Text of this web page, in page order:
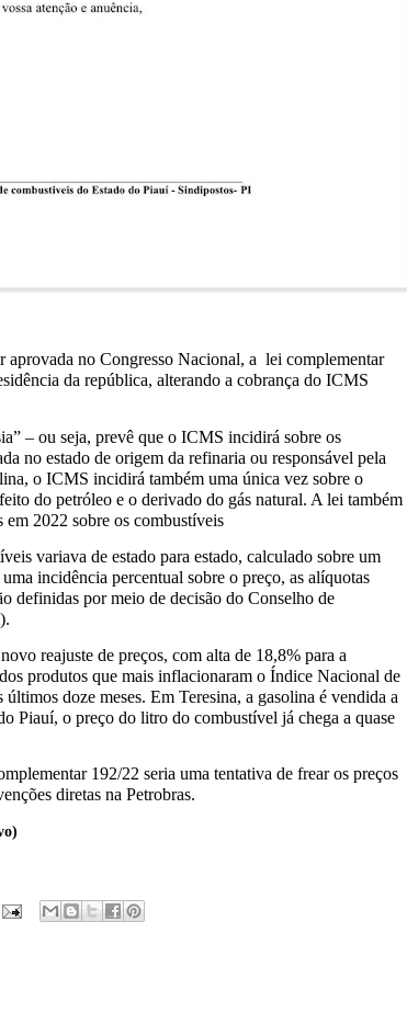
aprovada no Congresso Nacional, a lei complementar
da república, alterando a cobrança do ICMS
– ou seja, prevê que o ICMS incidirá sobre os
no estado de origem da refinaria ou responsável pela
o ICMS incidirá também uma única vez sobre o
do petróleo e o derivado do gás natural. A lei também
em 2022 sobre os combustíveis
variava de estado para estado, calculado sobre um
incidência percentual sobre o preço, as alíquotas
definidas por meio de decisão do Conselho de
reajuste de preços, com alta de 18,8% para a
produtos que mais inflacionaram o Índice Nacional de
doze meses. Em Teresina, a gasolina é vendida a
Piauí, o preço do litro do combustível já chega a quase
192/22 seria uma tentativa de frear os preços
diretas na Petrobras.